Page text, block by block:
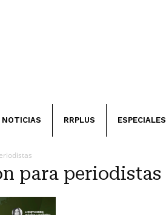
NOTICIAS RRPLUS ESPECIALES
para periodistas